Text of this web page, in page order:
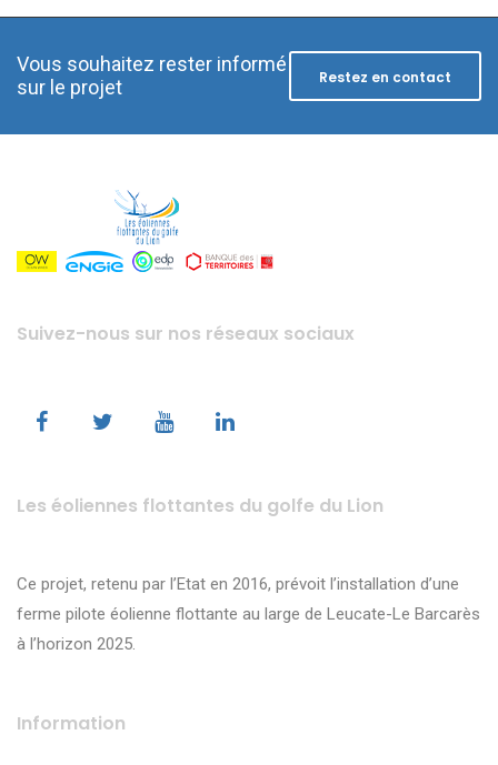
Vous souhaitez rester informé
sur le projet
Restez en contact
Suivez-nous sur nos réseaux sociaux
Les éoliennes flottantes du golfe du Lion
Ce projet, retenu par l’Etat en 2016, prévoit l’installation d’une
ferme pilote éolienne flottante au large de Leucate-Le Barcarès
à l’horizon 2025.
Information